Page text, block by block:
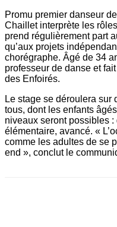
Promu premier danseur
Chaillet interprète les
prend régulièrement part
qu’aux projets
chorégraphe. Âgé de 34
professeur de danse et
des Enfoirés.
Le stage se déroulera sur
tous, dont les enfants
niveaux seront possibles
élémentaire, avancé. «
comme les adultes de se
end », conclut le